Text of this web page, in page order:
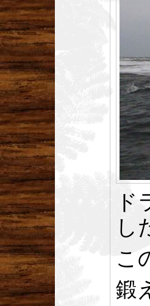
ド
し
こ
鍛